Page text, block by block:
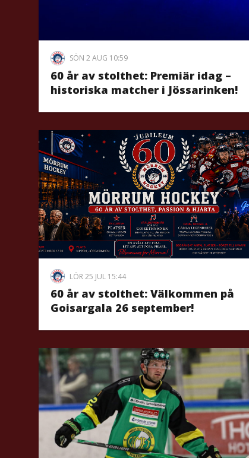
SÖN 2 AUG 10:59
60 år av stolthet: Premiär idag –
historiska matcher i Jössarinken!
LÖR 25 JUL 15:44
60 år av stolthet: Välkommen på
Goisargala 26 september!